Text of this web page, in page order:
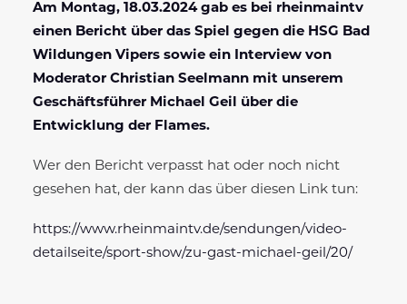
Am Montag, 18.03.2024 gab es bei rheinmaintv
einen Bericht über das Spiel gegen die HSG Bad
Wildungen Vipers sowie ein Interview von
Moderator Christian Seelmann mit unserem
Geschäftsführer Michael Geil über die
Entwicklung der Flames.
Wer den Bericht verpasst hat oder noch nicht
gesehen hat, der kann das über diesen Link tun:
https://www.rheinmaintv.de/sendungen/video-
detailseite/sport-show/zu-gast-michael-geil/20/